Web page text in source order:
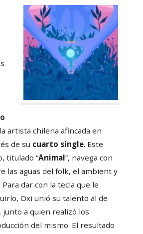
artista chilena afincada en
de su cuarto single. Este
titulado “Animal”, navega con
las aguas del folk, el ambient y
Para dar con la tecla que le
Oxi unió su talento al de
junto a quien realizó los
del mismo. El resultado